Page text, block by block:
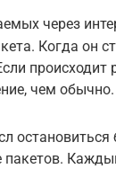
через
Когда он
происходит
чем обычно.
пакетов.